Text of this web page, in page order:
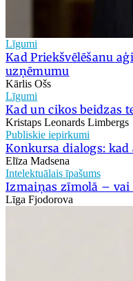
Līgumi
Kad Priekšvēlēšanu
uzņēmumu
Kārlis Ošs
Līgumi
Kad un cikos beidzas
Kristaps Leonards Limbergs
Publiskie iepirkumi
Konkursa dialogs:
Elīza Madsena
Intelektuālais īpašums
Izmaiņas zīmolā –
Līga Fjodorova